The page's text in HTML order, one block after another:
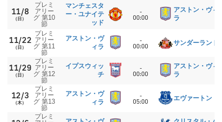
11/8
（日）
プレミ
アリー
グ 第10
節
マンチェスタ
ー・ユナイテ
ッド
-
00:00
アストン・ヴィ
ラ
11/22
（日）
プレミ
アリー
グ 第11
節
アストン・ヴ
ィラ
-
00:00
サンダーランド
11/29
（日）
プレミ
アリー
グ 第12
節
イプスウィッ
チ
-
00:00
アストン・ヴィ
ラ
12/3
（木）
プレミ
アリー
グ 第13
節
アストン・ヴ
ィラ
-
05:00
エヴァートン
プレミ